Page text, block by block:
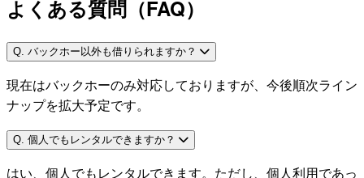
よくある質問（FAQ）
Q. バックホー以外も借りられますか？
現在はバックホーのみ対応しておりますが、今後順次ライン
ナップを拡大予定です。
Q. 個人でもレンタルできますか？
はい、個人でもレンタルできます。ただし、個人利用であっ